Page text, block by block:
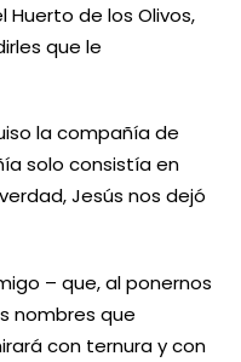
Huerto de los Olivos,
que le
la compañía de
solo consistía en
Jesús nos dejó
– que, al ponernos
nombres que
con ternura y con